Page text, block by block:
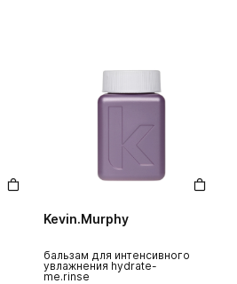
Kevin.Murphy
бальзам для интенсивного
увлажнения hydrate-
me.rinse